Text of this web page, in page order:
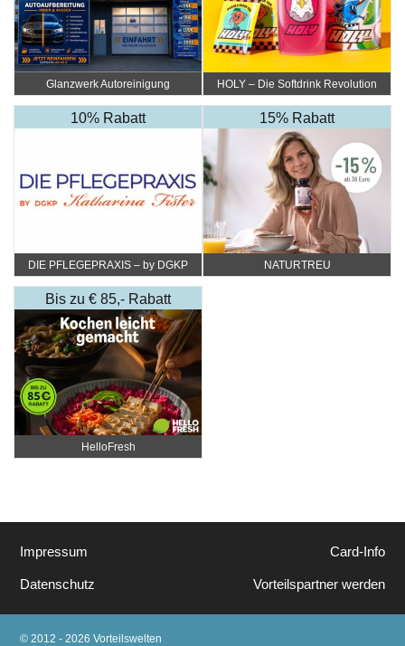
Glanzwerk Autoreinigung HOLY – Die Softdrink Revolution
10% Rabatt
DIE PFLEGEPRAXIS – by DGKP
15% Rabatt
NATURTREU
Bis zu € 85,- Rabatt
HelloFresh
Impressum
Datenschutz
Card-Info
Vorteilspartner werden
© 2012 - 2026 Vorteilswelten